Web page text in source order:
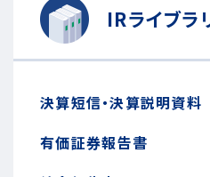
IRライブラ
決算短信・決算説明資料
有価証券報告書